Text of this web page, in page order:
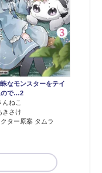
なモンスターをテイ
ので…2
んねこ
きさけ
クター原案 タムラ